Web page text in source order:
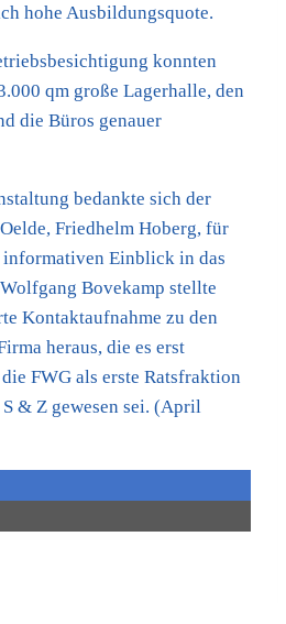
hohe Ausbildungsquote.
konnten
qm große Lagerhalle, den
die Büros genauer
bedankte sich der
Friedhelm Hoberg, für
informativen Einblick in das
Bovekamp stellte
Kontaktaufnahme zu den
heraus, die es erst
FWG als erste Ratsfraktion
& Z gewesen sei. (April